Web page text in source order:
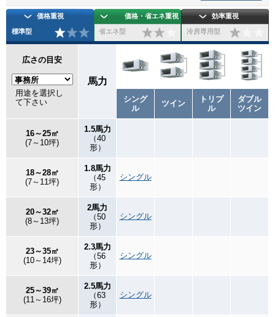
価格重視
標準型
価格・省エネ重視
省エネ型
効率重視
冷房専用型
広さの目安
用途を選択し
て下さい
馬力
シング
ル
ツイン
トリプ
ル
ダブル
ツイン
16～25㎡
(7～10坪)
1.5馬力
（40
形）
18～28㎡
(7～11坪)
1.8馬力
（45
形）
シングル
20～32㎡
(8～13坪)
2馬力
（50
形）
シングル
23～35㎡
(10～14坪)
2.3馬力
（56
形）
シングル
25～39㎡
(11～16坪)
2.5馬力
（63
形）
シングル